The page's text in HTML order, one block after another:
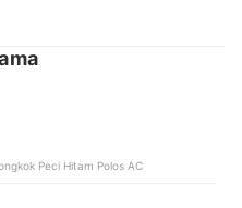
Peci Hitam Polos AC